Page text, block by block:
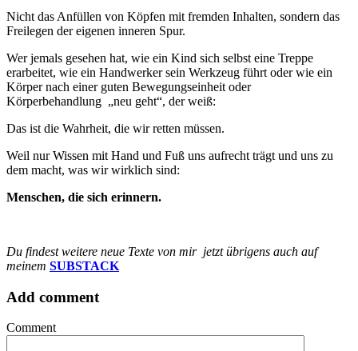
Nicht das Anfüllen von Köpfen mit fremden Inhalten, sondern das
Freilegen der eigenen inneren Spur.
Wer jemals gesehen hat, wie ein Kind sich selbst eine Treppe
erarbeitet, wie ein Handwerker sein Werkzeug führt oder wie ein
Körper nach einer guten Bewegungseinheit oder
Körperbehandlung „neu geht“, der weiß:
Das ist die Wahrheit, die wir retten müssen.
Weil nur Wissen mit Hand und Fuß uns aufrecht trägt und uns zu
dem macht, was wir wirklich sind:
Menschen, die sich erinnern.
Du findest weitere neue Texte von mir jetzt übrigens auch auf
meinem SUBSTACK
Add comment
Comment